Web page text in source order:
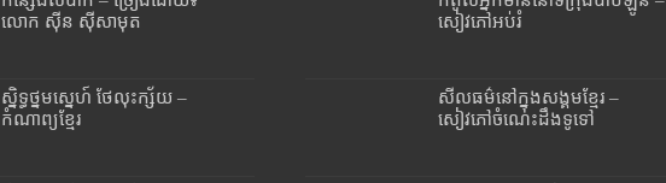
លោក ស៊ីន ស៊ីសាមុត
ស្និទ្ធថ្នមស្នេហ៍ ថែលុះក្ស័យ –
កំណាព្យខ្មែរ
សៀវភៅអប់រំ
សីលធម៌នៅក្នុងសង្គមខ្មែរ –
សៀវភៅចំណេះដឹងទូទៅ